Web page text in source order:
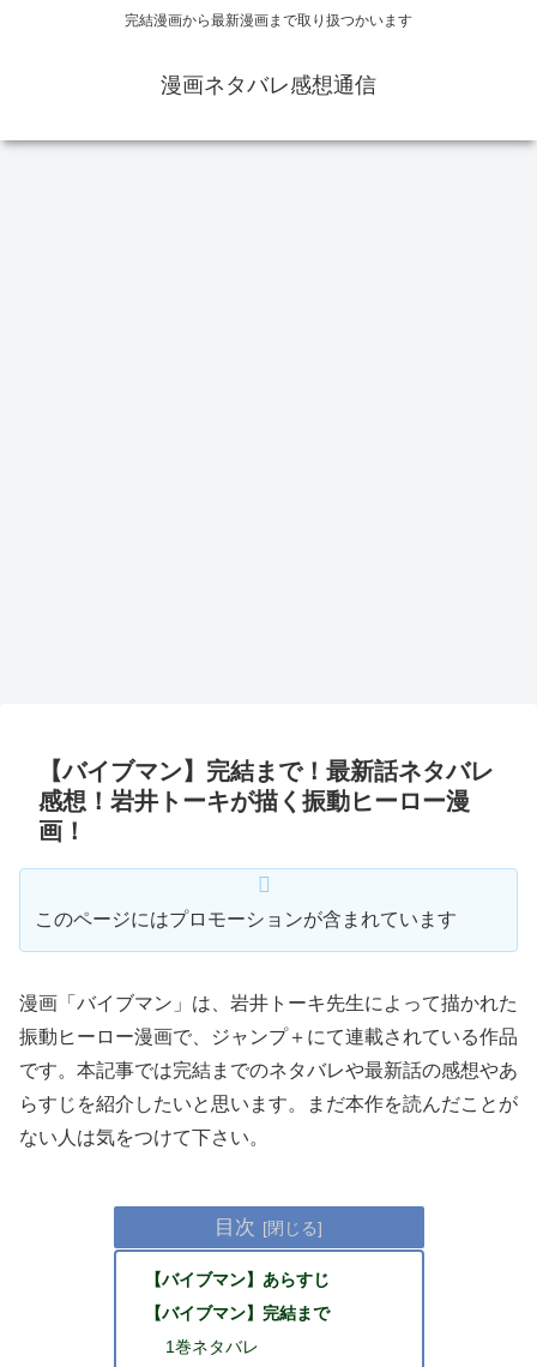
完結漫画から最新漫画まで取り扱つかいます
漫画ネタバレ感想通信
【バイブマン】完結まで！最新話ネタバレ
感想！岩井トーキが描く振動ヒーロー漫
画！
このページにはプロモーションが含まれています
漫画「バイブマン」は、岩井トーキ先生によって描かれた
振動ヒーロー漫画で、ジャンプ＋にて連載されている作品
です。本記事では完結までのネタバレや最新話の感想やあ
らすじを紹介したいと思います。まだ本作を読んだことが
ない人は気をつけて下さい。
目次
【バイブマン】あらすじ
【バイブマン】完結まで
1巻ネタバレ